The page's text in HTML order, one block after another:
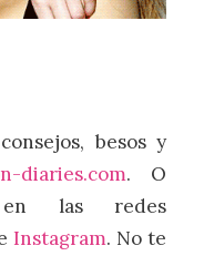
besos y
diaries.com. O
las redes
Instagram. No te